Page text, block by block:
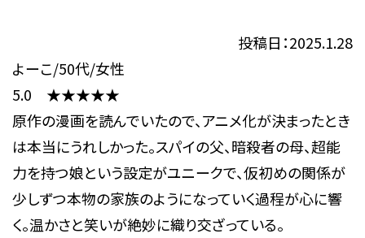
投稿日：2025.1.28
よーこ/50代/女性
5.0 ★★★★★
原作の漫画を読んでいたので、アニメ化が決まったとき
は本当にうれしかった。スパイの父、暗殺者の母、超能
力を持つ娘という設定がユニークで、仮初めの関係が
少しずつ本物の家族のようになっていく過程が心に響
く。温かさと笑いが絶妙に織り交ざっている。